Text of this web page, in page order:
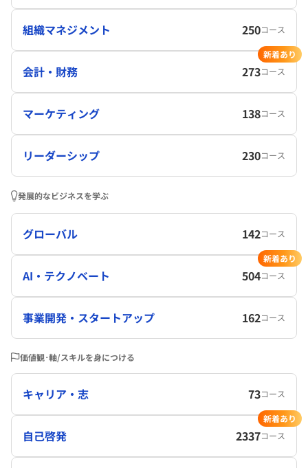
組織マネジメント 250コース
会計・財務 273コース
新着あり
マーケティング 138コース
リーダーシップ 230コース
発展的なビジネスを学ぶ
グローバル 142コース
AI・テクノベート 504コース
新着あり
事業開発・スタートアップ 162コース
価値観･軸/スキルを身につける
キャリア・志 73コース
自己啓発 2337コース
新着あり